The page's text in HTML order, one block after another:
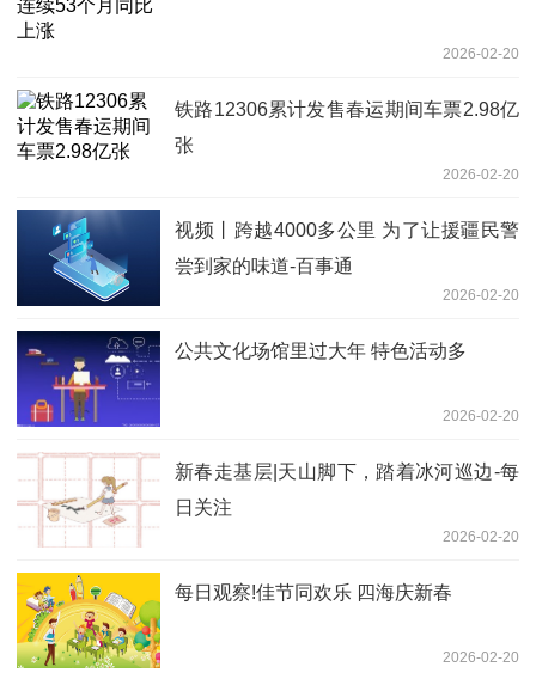
2026-02-20
铁路12306累计发售春运期间车票2.98亿
张
2026-02-20
视频丨跨越4000多公里 为了让援疆民警
尝到家的味道-百事通
2026-02-20
公共文化场馆里过大年 特色活动多
2026-02-20
新春走基层|天山脚下，踏着冰河巡边-每
日关注
2026-02-20
每日观察!佳节同欢乐 四海庆新春
2026-02-20